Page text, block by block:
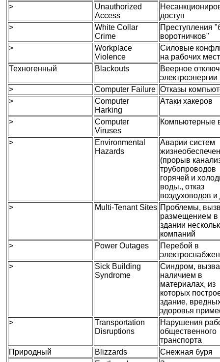
>
Unauthorized
Access
доступ
>
White Collar
Crime
Преступления
воротничков"
>
Workplace
Violence
Силовые
на рабочих
Техногенный
Blackouts
Веерное
электроэнергии
>
Computer Failure Отказы
>
Computer
Harking
Атаки хакеров
>
Computer
Viruses
Компьютерные
>
Environmental
Hazards
Аварии систем
(прорыв
трубопроводов
горячей и
воды., отказ
воздуховодов и
>
Multi-Tenant Sites Проблемы,
размещением в
здании
компаний
>
Power Outages
Перебой в
>
Sick Building
Syndrome
Синдром,
наличием в
материалах, из
которых
здание,
здоровья
>
Transportation
Disruptions
Нарушения
общественного
транспорта
Природный
Blizzards
Снежная буря